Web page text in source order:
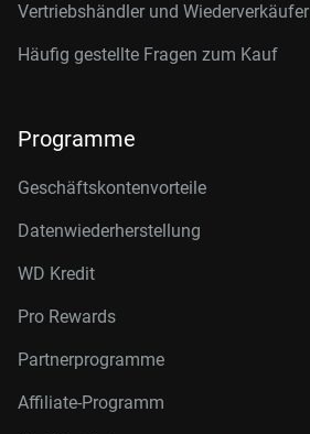
Vertriebshändler und Wiederverkäufer
Häufig gestellte Fragen zum Kauf
Programme
Geschäftskontenvorteile
Datenwiederherstellung
WD Kredit
Pro Rewards
Partnerprogramme
Affiliate-Programm